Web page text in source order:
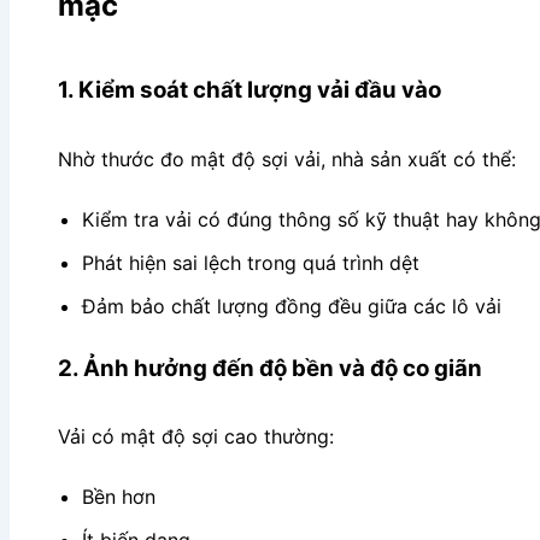
1. Kiểm soát chất lượng vải đầu vào
Nhờ thước đo mật độ sợi vải, nhà sản xuất có thể:
Kiểm tra vải có đúng thông số kỹ thuật hay không
Phát hiện sai lệch trong quá trình dệt
Đảm bảo chất lượng đồng đều giữa các lô vải
2. Ảnh hưởng đến độ bền và độ co giãn
Vải có mật độ sợi cao thường:
Bền hơn